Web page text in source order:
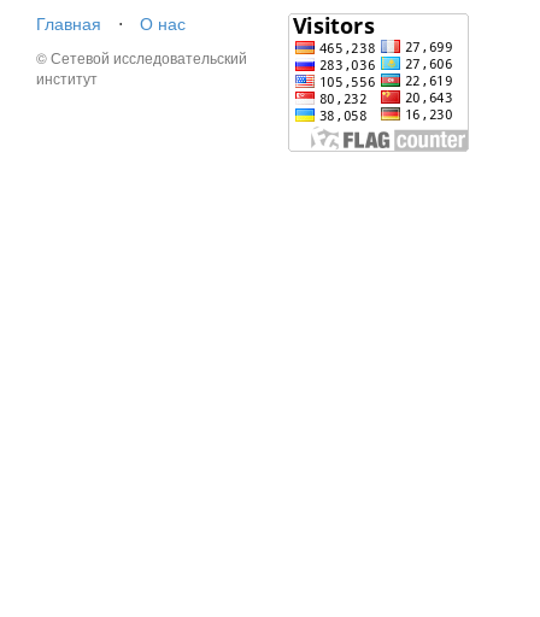
Главная
⋅ О нас
© Сетевой исследовательский
институт